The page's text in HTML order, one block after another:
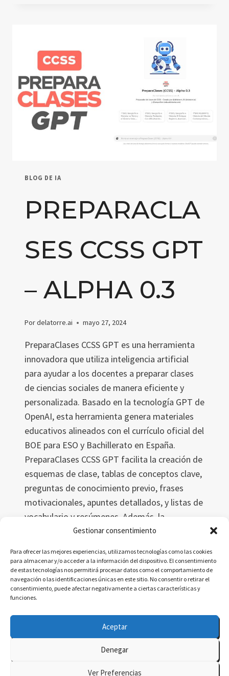
Gestionar consentimiento
Para ofrecer las mejores experiencias, utilizamos tecnologías como las cookies
para almacenar y/o acceder a la información del dispositivo. El consentimiento
de estas tecnologías nos permitirá procesar datos como el comportamiento de
navegación o las identificaciones únicas en este sitio. No consentir o retirar el
consentimiento, puede afectar negativamente a ciertas características y
funciones.
Aceptar
Denegar
Ver Preferencias
BLOG DE IA
PREPARACLA
SES CCSS GPT
– ALPHA 0.3
Pordelatorre.ai mayo 27, 2024
PreparaClases CCSS GPT es una herramienta
innovadora que utiliza inteligencia artificial
para ayudar a los docentes a preparar clases
de ciencias sociales de manera eficiente y
personalizada. Basado en la tecnología GPT de
OpenAI, esta herramienta genera materiales
educativos alineados con el currículo oficial del
BOE para ESO y Bachillerato en España.
PreparaClases CCSS GPT facilita la creación de
esquemas de clase, tablas de conceptos clave,
preguntas de conocimiento previo, frases
motivacionales, apuntes detallados, y listas de
vocabulario y resúmenes. Además, la
herramienta está en constante evolución,
funcionalidades para adaptarse mejor a las
necesidades educativas.
LEER MÁS